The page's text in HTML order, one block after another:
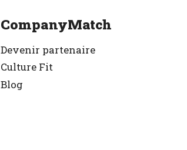
CompanyMatch
Devenir partenaire
Culture Fit
Blog